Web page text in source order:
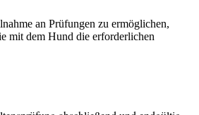
an Prüfungen zu ermöglichen,
mit dem Hund die erforderlichen